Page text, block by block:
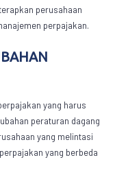
perusahaan
perpajakan.
yang harus
peraturan dagang
yang melintasi
yang berbeda